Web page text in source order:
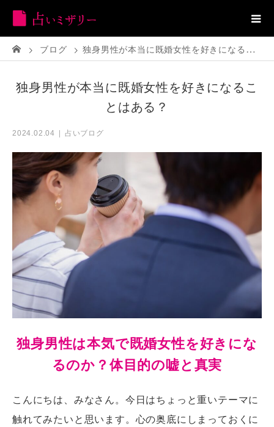
ブログ 独身男性が本当に既婚女性を好きになることはある？
独身男性が本当に既婚女性を好きになるこ
とはある？
2024.02.04 占いブログ
独身男性は本気で既婚女性を好きにな
るのか？体目的の嘘と真実
こんにちは、みなさん。今日はちょっと重いテーマに
触れてみたいと思います。心の奥底にしまっておくに